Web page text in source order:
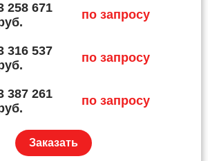
258 671
по запросу
316 537
по запросу
387 261
по запросу
Заказать